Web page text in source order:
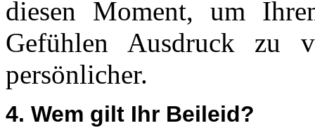
diesen Moment, um
Gefühlen Ausdruck zu
persönlicher.
4. Wem gilt Ihr Beileid?